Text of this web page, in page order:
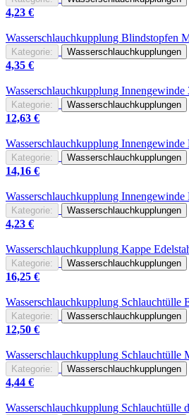
4,23 €
Wasserschlauchkupplung Blindstopfen
Kategorie: Wasserschlauchkupplungen
4,35 €
Wasserschlauchkupplung Innengewinde
Kategorie: Wasserschlauchkupplungen
12,63 €
Wasserschlauchkupplung Innengewinde
Kategorie: Wasserschlauchkupplungen
14,16 €
Wasserschlauchkupplung Innengewinde
Kategorie: Wasserschlauchkupplungen
4,23 €
Wasserschlauchkupplung Kappe
Kategorie: Wasserschlauchkupplungen
16,25 €
Wasserschlauchkupplung Schlauchtülle
Kategorie: Wasserschlauchkupplungen
12,50 €
Wasserschlauchkupplung Schlauchtülle
Kategorie: Wasserschlauchkupplungen
4,44 €
Wasserschlauchkupplung Schlauchtülle